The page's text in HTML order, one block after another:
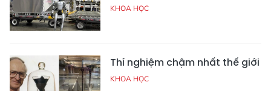
KHOA HỌC
Thí nghiệm chậm nhất thế giới
KHOA HỌC